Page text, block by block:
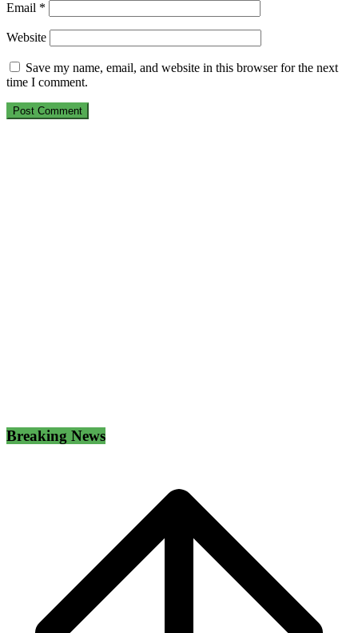
Email *
Website
Save my name, email, and website in this browser for the next
time I comment.
Breaking News